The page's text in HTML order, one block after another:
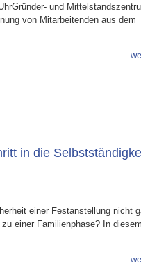
und
von Mitarbeitenden aus dem
in die
einer Festanstellung nicht
einer Familienphase? In